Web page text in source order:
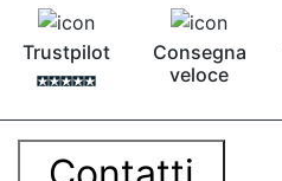
Trustpilot
Consegna
veloce